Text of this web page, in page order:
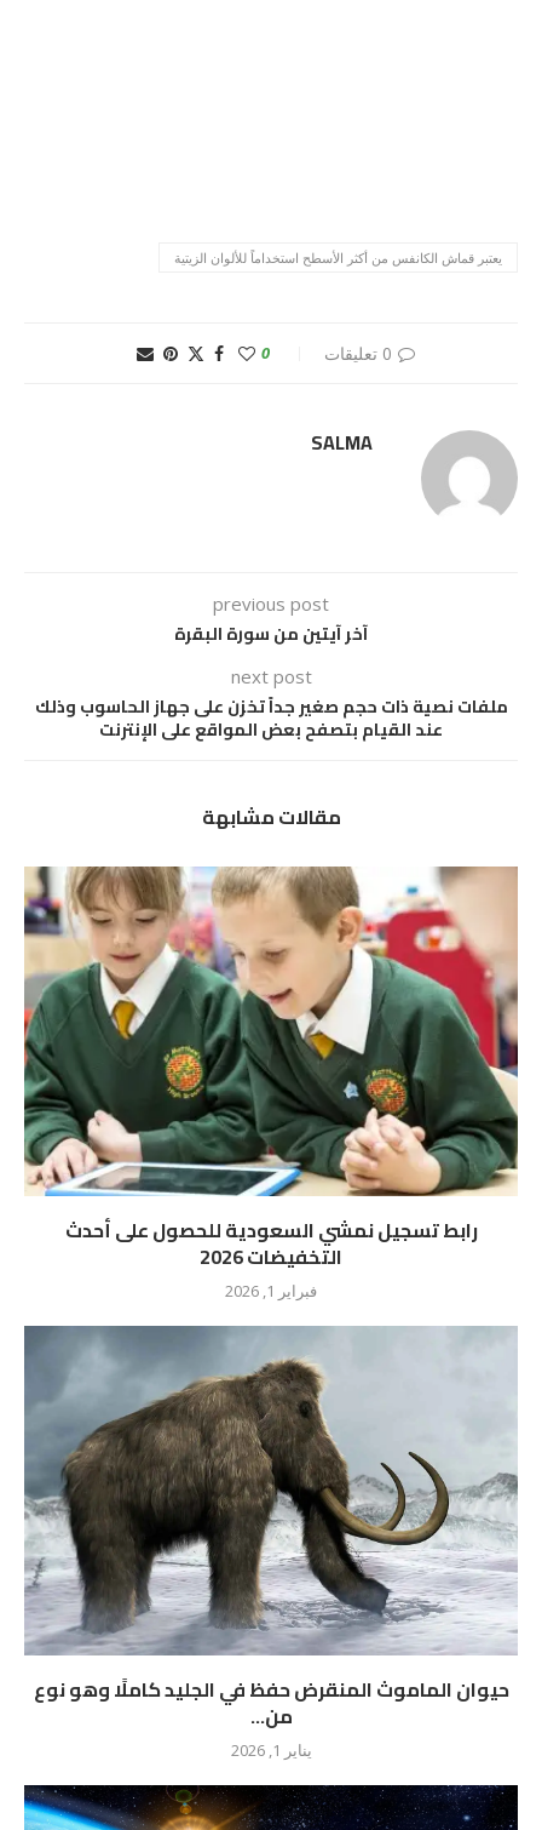
يعتبر قماش الكانفس من أكثر الأسطح استخداماً للألوان الزيتية
0 تعليقات 0
SALMA
previous post
آخر آيتين من سورة البقرة
next post
ملفات نصية ذات حجم صغير جداً تخزن على جهاز الحاسوب وذلك
عند القيام بتصفح بعض المواقع على الإنترنت
مقالات مشابهة
رابط تسجيل نمشي السعودية للحصول على أحدث
التخفيضات 2026
فبراير 1, 2026
حيوان الماموث المنقرض حفظ في الجليد كاملًا وهو نوع
من...
يناير 1, 2026